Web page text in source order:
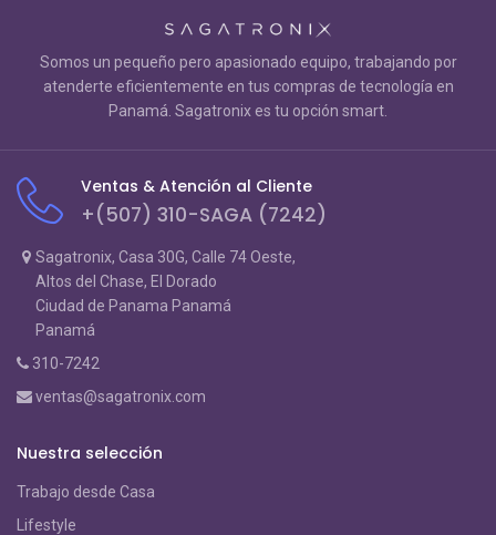
Somos un pequeño pero apasionado equipo, trabajando por
atenderte eficientemente en tus compras de tecnología en
Panamá. Sagatronix es tu opción smart.
Ventas & Atención al Cliente
+(507) 310-SAGA (7242)
Sagatronix, Casa 30G, Calle 74 Oeste,
Altos del Chase, El Dorado
Ciudad de Panama Panamá
Panamá
310-7242
ventas@sagatronix.com
Nuestra selección
Trabajo desde Casa
Lifestyle